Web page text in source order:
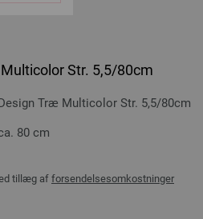
Str. 5,5/80cm
Træ Multicolor Str. 5,5/80cm
80 cm
tillæg af forsendelsesomkostninger